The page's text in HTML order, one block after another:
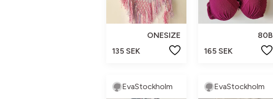
ONESIZE
135 SEK
80B
165 SEK
EvaStockholm EvaStockholm